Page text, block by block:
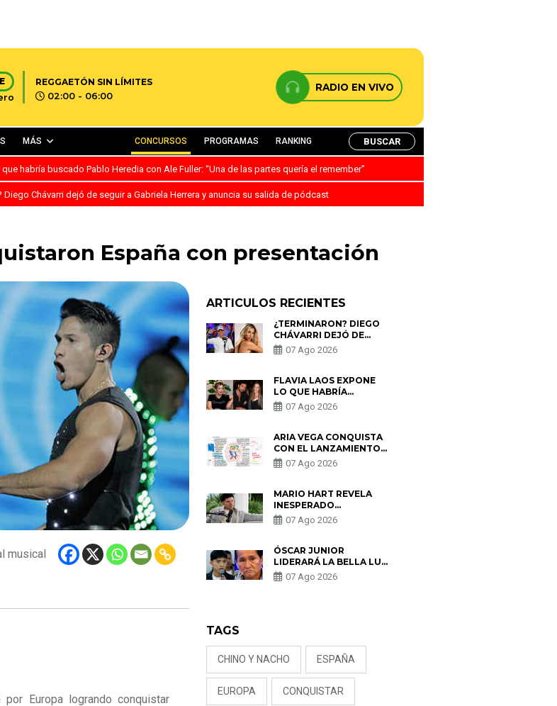
REGGAETÓN SIN LÍMITES
02:00 - 06:00
RADIO EN VIVO
MÁS CONCURSOS PROGRAMAS RANKING BUSCAR
habría buscado Pablo Heredia con Ale Fuller: “Una de las partes quería el remember”
Diego Chávarri dejó de seguir a Gabriela Herrera y anuncia su salida de pódcast
España con presentación
musical
Europa logrando conquistar
ARTICULOS RECIENTES
¿TERMINARON? DIEGO
CHÁVARRI DEJÓ DE
SEGUIR A GABRIELA
HERRERA Y ANUNCIA SU
07 Ago 2026
FLAVIA LAOS EXPONE
LO QUE HABRÍA
BUSCADO PABLO
HEREDIA CON ALE
PARTES QUERÍA EL
REMEMBER”
07 Ago 2026
ARIA VEGA CONQUISTA
CON EL LANZAMIENTO
DE “TOTOTO (+4)”
07 Ago 2026
MARIO HART REVELA
INESPERADO
PROBLEMA DE SALUD
ANTES DE SEPARARSE
ENCONTRARON UN
TUMOR”
07 Ago 2026
ÓSCAR JUNIOR
LIDERARÁ LA BELLA LUZ
TRAS SALIDA DE SU
PADRE POR POLÉMICA
07 Ago 2026
TAGS
CHINO Y NACHO ESPAÑA
EUROPA CONQUISTAR